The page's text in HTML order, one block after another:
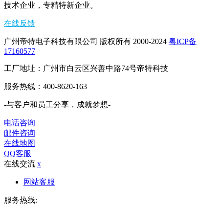
技术企业，专精特新企业。
在线反馈
广州帝特电子科技有限公司 版权所有 2000-2024 粤ICP备
17160577
工厂地址：广州市白云区兴善中路74号帝特科技
服务热线：400-8620-163
-与客户和员工分享，成就梦想-
电话咨询
邮件咨询
在线地图
QQ客服
在线交流 x
网站客服
服务热线: